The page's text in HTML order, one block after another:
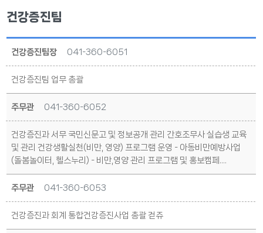
건강증진팀
건강증진팀장 041-360-6051
건강증진팀 업무 총괄
주무관 041-360-6052
건강증진과 서무 국민신문고 및 정보공개 관리 간호조무사 실습생 교육
및 관리 건강생활실천(비만, 영양) 프로그램 운영 - 아동비만예방사업
(돌봄놀이터, 헬스누리) - 비만,영양 관리 프로그램 및 홍보캠페....
주무관 041-360-6053
건강증진과 회계 통합건강증진사업 총괄 걷쥬